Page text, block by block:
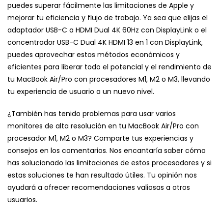
puedes superar fácilmente las limitaciones de Apple y
mejorar tu eficiencia y flujo de trabajo. Ya sea que elijas el
adaptador USB-C a HDMI Dual 4K 60Hz con DisplayLink o el
concentrador USB-C Dual 4K HDMI 13 en 1 con DisplayLink,
puedes aprovechar estos métodos económicos y
eficientes para liberar todo el potencial y el rendimiento de
tu MacBook Air/Pro con procesadores M1, M2 o M3, llevando
tu experiencia de usuario a un nuevo nivel.
¿También has tenido problemas para usar varios
monitores de alta resolución en tu MacBook Air/Pro con
procesador M1, M2 o M3? Comparte tus experiencias y
consejos en los comentarios. Nos encantaría saber cómo
has solucionado las limitaciones de estos procesadores y si
estas soluciones te han resultado útiles. Tu opinión nos
ayudará a ofrecer recomendaciones valiosas a otros
usuarios.